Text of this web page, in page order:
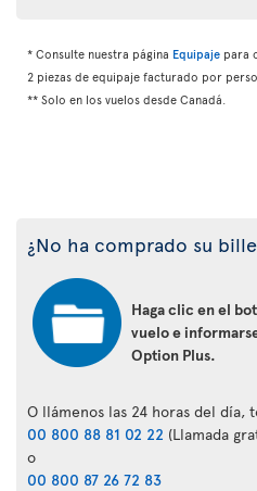
* Consulte nuestra página Equipaje para
2 piezas de equipaje facturado por
** Solo en los vuelos desde Canadá.
¿No ha comprado su
Haga clic en el
vuelo e
Option Plus.
O llámenos las 24 horas del día,
00 800 88 81 02 22 (Llamada
o
00 800 87 26 72 83